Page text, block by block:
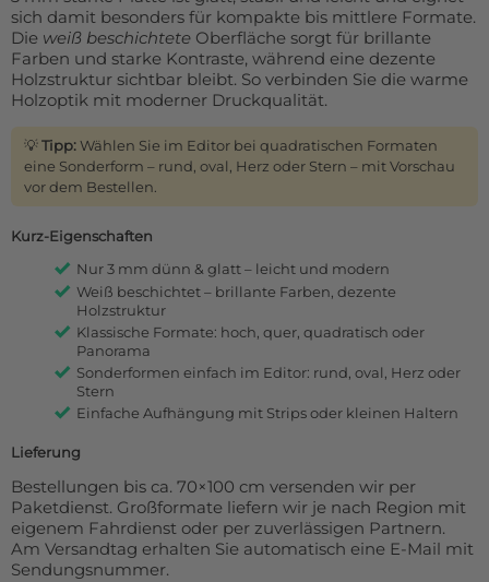
sich damit besonders für kompakte bis mittlere Formate.
Die weiß beschichtete Oberfläche sorgt für brillante
Farben und starke Kontraste, während eine dezente
Holzstruktur sichtbar bleibt. So verbinden Sie die warme
Holzoptik mit moderner Druckqualität.
💡Tipp:Wählen Sie im Editor bei quadratischen Formaten
eine Sonderform – rund, oval, Herz oder Stern – mit Vorschau
vor dem Bestellen.
Kurz-Eigenschaften
Nur 3 mm dünn & glatt – leicht und modern
Weiß beschichtet – brillante Farben, dezente
Holzstruktur
Klassische Formate: hoch, quer, quadratisch oder
Panorama
Sonderformen einfach im Editor: rund, oval, Herz oder
Stern
Einfache Aufhängung mit Strips oder kleinen Haltern
Lieferung
Bestellungen bis ca. 70×100 cm versenden wir per
Paketdienst. Großformate liefern wir je nach Region mit
eigenem Fahrdienst oder per zuverlässigen Partnern.
Am Versandtag erhalten Sie automatisch eine E-Mail mit
Sendungsnummer.